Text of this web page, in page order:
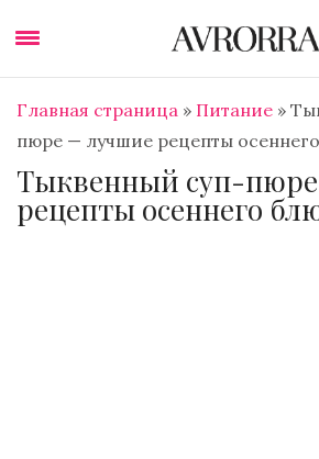
Главная страница » Питание »
пюре — лучшие рецепты
Тыквенный суп-
рецепты осеннего